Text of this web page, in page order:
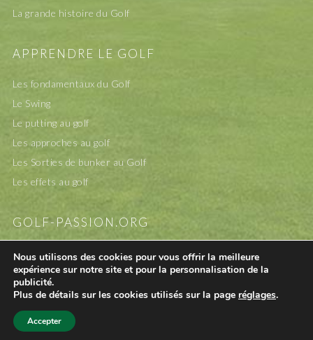
La grande histoire du Golf
APPRENDRE LE GOLF
Les fondamentaux du Golf
Le Swing
Le putting au golf
Les approches au golf
Les Sorties de bunker au Golf
Les effets au golf
GOLF-PASSION.ORG
A propos
Mentions légales
Contact
Nous utilisons des cookies pour vous offrir la meilleure
expérience sur notre site et pour la personnalisation de la
publicité.
Plus de détails sur les cookies utilisés sur la page réglages.
Accepter